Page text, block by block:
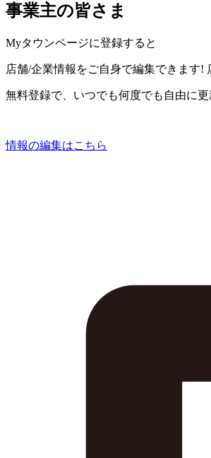
事業主の皆さま
Myタウンページに登録すると
店舗/企業情報をご自身で編集できます!
無料登録で、いつでも何度でも自由に
情報の編集はこちら